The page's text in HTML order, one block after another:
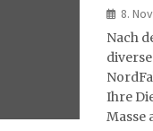
8.
Nach
Ihre
Masse